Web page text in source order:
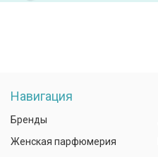
Навигация
Бренды
Женская парфюмерия